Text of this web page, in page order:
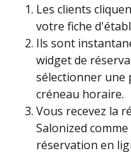
Les clients
votre fiche
Ils sont
widget de
sélectionner une
créneau horaire.
Vous recevez la
Salonized
réservation en